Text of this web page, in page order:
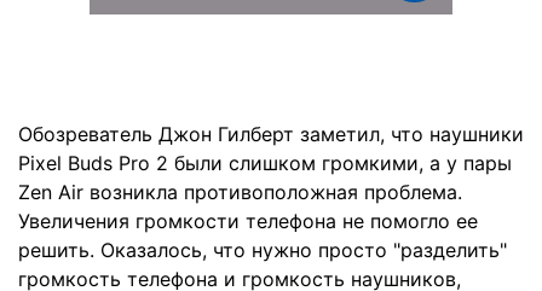
Обозреватель Джон Гилберт заметил, что наушники
Pixel Buds Pro 2 были слишком громкими, а у пары
Zen Air возникла противоположная проблема.
Увеличения громкости телефона не помогло ее
решить. Оказалось, что нужно просто "разделить"
громкость телефона и громкость наушников,